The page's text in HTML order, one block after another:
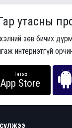
утасны
зөв бичих
интернэтгүй
Татах
App Store